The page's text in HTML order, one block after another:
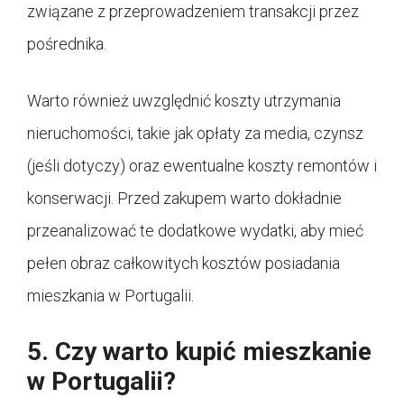
związane z przeprowadzeniem transakcji przez
pośrednika.
Warto również uwzględnić koszty utrzymania
nieruchomości, takie jak opłaty za media, czynsz
(jeśli dotyczy) oraz ewentualne koszty remontów i
konserwacji. Przed zakupem warto dokładnie
przeanalizować te dodatkowe wydatki, aby mieć
pełen obraz całkowitych kosztów posiadania
mieszkania w Portugalii.
5. Czy warto kupić mieszkanie
w Portugalii?